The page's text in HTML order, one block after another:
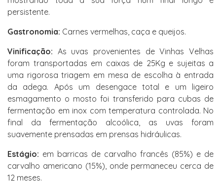
persistente.
Gastronomia: Carnes vermelhas, caça e queijos.
Vinificação: As uvas provenientes de Vinhas Velhas
foram transportadas em caixas de 25Kg e sujeitas a
uma rigorosa triagem em mesa de escolha à entrada
da adega. Após um desengace total e um ligeiro
esmagamento o mosto foi transferido para cubas de
fermentação em inox com temperatura controlada. No
final da fermentação alcoólica, as uvas foram
suavemente prensadas em prensas hidráulicas.
Estágio: em barricas de carvalho francês (85%) e de
carvalho americano (15%), onde permaneceu cerca de
12 meses.